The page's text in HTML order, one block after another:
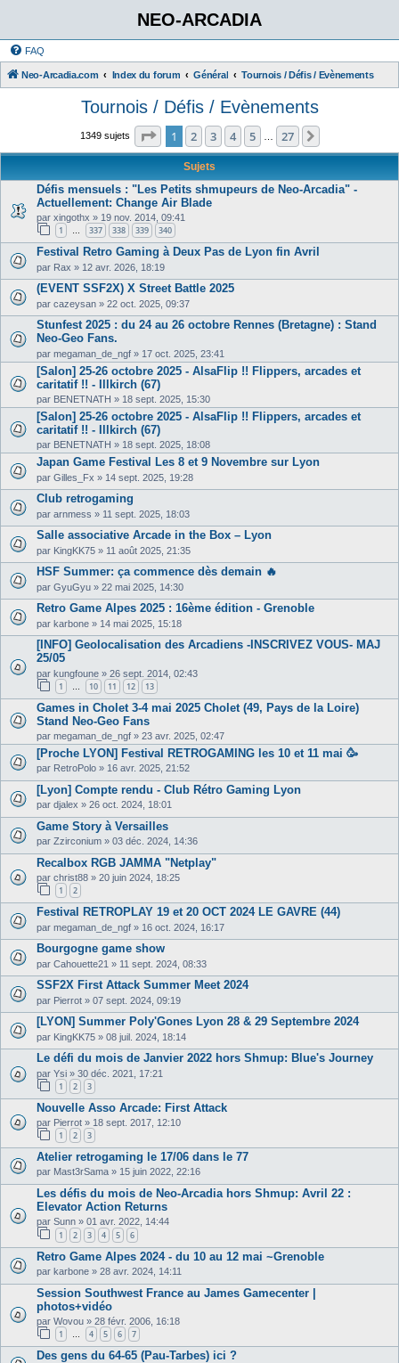
NEO-ARCADIA
FAQ
Neo-Arcadia.com Index du forum Général Tournois / Défis / Evènements
Tournois / Défis / Evènements
1349 sujets Page 1sur27
1 2 3 4 5 27
Sujets
Défis mensuels : "Les Petits shmupeurs de Neo-Arcadia" -
Actuellement: Change Air Blade
par xingothx » 19 nov. 2014, 09:41
1 … 337 338 339 340
Festival Retro Gaming à Deux Pas de Lyon fin Avril
par Rax » 12 avr. 2026, 18:19
(EVENT SSF2X) X Street Battle 2025
par cazeysan » 22 oct. 2025, 09:37
Stunfest 2025 : du 24 au 26 octobre Rennes (Bretagne) : Stand
Neo-Geo Fans.
par megaman_de_ngf » 17 oct. 2025, 23:41
[Salon] 25-26 octobre 2025 - AlsaFlip !! Flippers, arcades et
caritatif !! - Illkirch (67)
par BENETNATH » 18 sept. 2025, 15:30
[Salon] 25-26 octobre 2025 - AlsaFlip !! Flippers, arcades et
caritatif !! - Illkirch (67)
par BENETNATH » 18 sept. 2025, 18:08
Japan Game Festival Les 8 et 9 Novembre sur Lyon
par Gilles_Fx » 14 sept. 2025, 19:28
Club retrogaming
par arnmess » 11 sept. 2025, 18:03
Salle associative Arcade in the Box – Lyon
par KingKK75 » 11 août 2025, 21:35
HSF Summer: ça commence dès demain 🔥
par GyuGyu » 22 mai 2025, 14:30
Retro Game Alpes 2025 : 16ème édition - Grenoble
par karbone » 14 mai 2025, 15:18
[INFO] Geolocalisation des Arcadiens -INSCRIVEZ VOUS- MAJ
25/05
par kungfoune » 26 sept. 2014, 02:43
1 10 11 12 13
Games in Cholet 3-4 mai 2025 Cholet (49, Pays de la Loire)
Stand Neo-Geo Fans
par megaman_de_ngf » 23 avr. 2025, 02:47
[Proche LYON] Festival RETROGAMING les 10 et 11 mai 🥳
par RetroPolo » 16 avr. 2025, 21:52
[Lyon] Compte rendu - Club Rétro Gaming Lyon
par djalex » 26 oct. 2024, 18:01
Game Story à Versailles
par Zzirconium » 03 déc. 2024, 14:36
Recalbox RGB JAMMA "Netplay"
par christ88 » 20 juin 2024, 18:25
1 2
Festival RETROPLAY 19 et 20 OCT 2024 LE GAVRE (44)
par megaman_de_ngf » 16 oct. 2024, 16:17
Bourgogne game show
par Cahouette21 » 11 sept. 2024, 08:33
SSF2X First Attack Summer Meet 2024
par Pierrot » 07 sept. 2024, 09:19
[LYON] Summer Poly'Gones Lyon 28 & 29 Septembre 2024
par KingKK75 » 08 juil. 2024, 18:14
Le défi du mois de Janvier 2022 hors Shmup: Blue's Journey
par Ysi » 30 déc. 2021, 17:21
1 2 3
Nouvelle Asso Arcade: First Attack
par Pierrot » 18 sept. 2017, 12:10
1 2 3
Atelier retrogaming le 17/06 dans le 77
par Mast3rSama » 15 juin 2022, 22:16
Les défis du mois de Neo-Arcadia hors Shmup: Avril 22 :
Elevator Action Returns
par Sunn » 01 avr. 2022, 14:44
1 2 3 4 5 6
Retro Game Alpes 2024 - du 10 au 12 mai ~Grenoble
par karbone » 28 avr. 2024, 14:11
Session Southwest France au James Gamecenter |
photos+vidéo
par Wovou » 28 févr. 2006, 16:18
1 4 5 6 7
Des gens du 64-65 (Pau-Tarbes) ici ?